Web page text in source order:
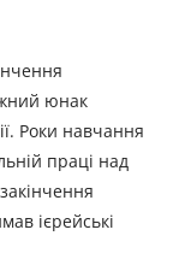
юнак
Роки навчання
праці над
ієрейські